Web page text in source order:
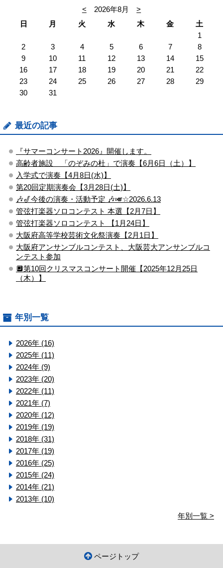
< 2026年8月
>
日
月 火 水 木 金
土
1
2
3 4 5 6 7
8
9
10 11 12 13 14
15
16
17 18 19 20 21
22
23
24 25 26 27 28
29
30
31
最近の記事
『サマーコンサート2026』開催します。
高齢者施設 「のぞみの杜」で演奏【6月6日（土）】
入学式で演奏【4月8日(水)】
第20回定期演奏会【3月28日(土)】
🎶🎷今後の演奏・活動予定 🎶🎺☆2026.6.13
管弦打楽器ソロコンテスト ​本選【2月7日】
管弦打楽器ソロコンテスト ​【1月24日】
大阪府高等学校芸術文化祭演奏【2月1日】
大阪府アンサンブルコンテスト、大阪芸大アンサンブルコ
ンテスト参加
🔲第10回クリスマスコンサート開催【2025年12月25日
（木）】
年別一覧
2026年 (16)
2025年 (11)
2024年 (9)
2023年 (20)
2022年 (11)
2021年 (7)
2020年 (12)
2019年 (19)
2018年 (31)
2017年 (19)
2016年 (25)
2015年 (24)
2014年 (21)
2013年 (10)
年別一覧 >
ページトップ